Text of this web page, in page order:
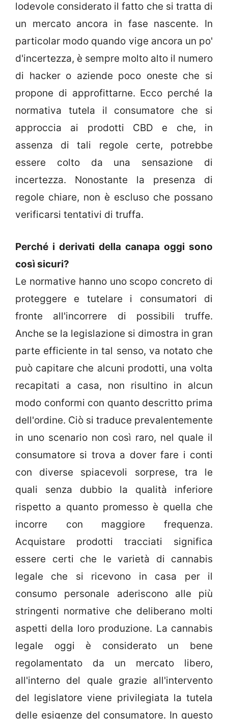
lodevole considerato il fatto che si tratta di
un mercato ancora in fase nascente. In
particolar modo quando vige ancora un po'
d'incertezza, è sempre molto alto il numero
di hacker o aziende poco oneste che si
propone di approfittarne. Ecco perché la
normativa tutela il consumatore che si
approccia ai prodotti CBD e che, in
assenza di tali regole certe, potrebbe
essere colto da una sensazione di
incertezza. Nonostante la presenza di
regole chiare, non è escluso che possano
verificarsi tentativi di truffa.
Perché i derivati della canapa oggi sono
così sicuri?
Le normative hanno uno scopo concreto di
proteggere e tutelare i consumatori di
fronte all'incorrere di possibili truffe.
Anche se la legislazione si dimostra in gran
parte efficiente in tal senso, va notato che
può capitare che alcuni prodotti, una volta
recapitati a casa, non risultino in alcun
modo conformi con quanto descritto prima
dell'ordine. Ciò si traduce prevalentemente
in uno scenario non così raro, nel quale il
consumatore si trova a dover fare i conti
con diverse spiacevoli sorprese, tra le
quali senza dubbio la qualità inferiore
rispetto a quanto promesso è quella che
incorre con maggiore frequenza.
Acquistare prodotti tracciati significa
essere certi che le varietà di cannabis
legale che si ricevono in casa per il
consumo personale aderiscono alle più
stringenti normative che deliberano molti
aspetti della loro produzione. La cannabis
legale oggi è considerato un bene
regolamentato da un mercato libero,
all'interno del quale grazie all'intervento
del legislatore viene privilegiata la tutela
delle esigenze del consumatore. In questo